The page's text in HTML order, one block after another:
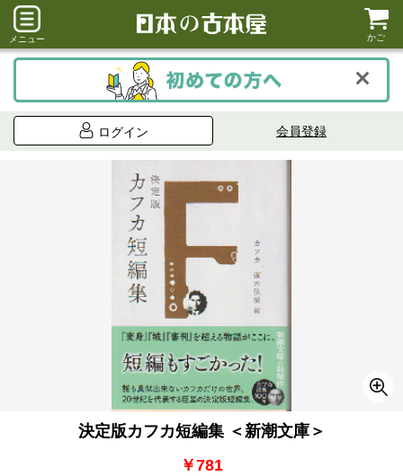
メニュー かご
ログイン 会員登録
決定版カフカ短編集 ＜新潮文庫＞
￥781